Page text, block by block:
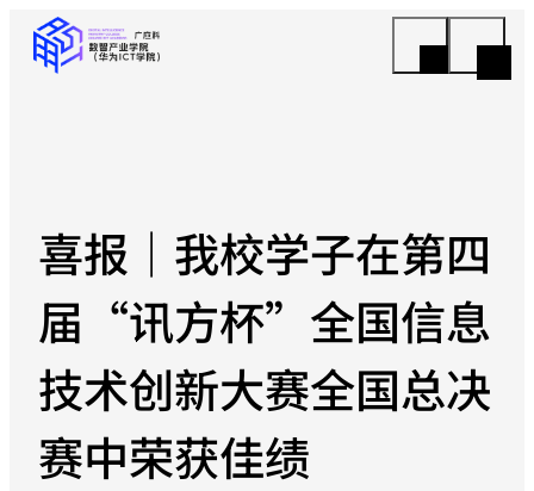
喜报｜我校学子在第四
届“讯方杯”全国信息
技术创新大赛全国总决
赛中荣获佳绩